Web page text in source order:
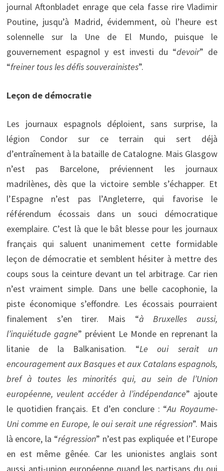
journal Aftonbladet enrage que cela fasse rire Vladimir
Poutine, jusqu’à Madrid, évidemment, où l’heure est
solennelle sur la Une de El Mundo, puisque le
gouvernement espagnol y est investi du “devoir” de
“freiner tous les défis souverainistes”.
Leçon de démocratie
Les journaux espagnols déploient, sans surprise, la
légion Condor sur ce terrain qui sert déjà
d’entraînement à la bataille de Catalogne. Mais Glasgow
n’est pas Barcelone, préviennent les journaux
madrilènes, dès que la victoire semble s’échapper. Et
l’Espagne n’est pas l’Angleterre, qui favorise le
référendum écossais dans un souci démocratique
exemplaire. C’est là que le bât blesse pour les journaux
français qui saluent unanimement cette formidable
leçon de démocratie et semblent hésiter à mettre des
coups sous la ceinture devant un tel arbitrage. Car rien
n’est vraiment simple. Dans une belle cacophonie, la
piste économique s’effondre. Les écossais pourraient
finalement s’en tirer. Mais “à Bruxelles aussi,
l’inquiétude gagne” prévient Le Monde en reprenant la
litanie de la Balkanisation. “Le oui serait un
encouragement aux Basques et aux Catalans espagnols,
bref à toutes les minorités qui, au sein de l’Union
européenne, veulent accéder à l’indépendance” ajoute
le quotidien français. Et d’en conclure : “Au Royaume-
Uni comme en Europe, le oui serait une régression”. Mais
là encore, la “régression” n’est pas expliquée et l’Europe
en est même gênée. Car les unionistes anglais sont
aussi anti-union européenne quand les partisans du oui